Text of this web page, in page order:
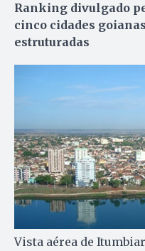
Ranking divulgado
cinco cidades
estruturadas
Vista aérea de